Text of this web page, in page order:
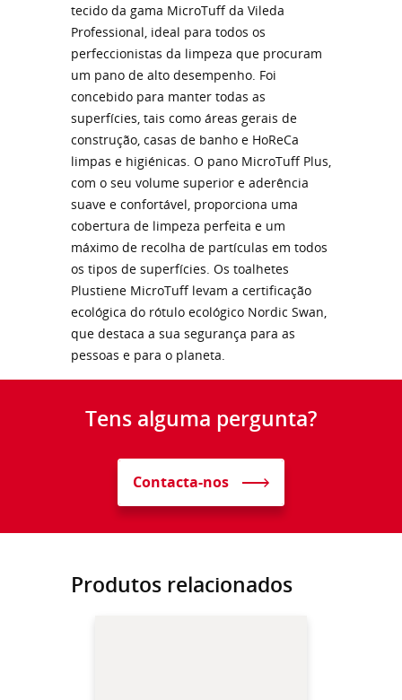
tecido da gama MicroTuff da Vileda
Professional, ideal para todos os
perfeccionistas da limpeza que procuram
um pano de alto desempenho. Foi
concebido para manter todas as
superfícies, tais como áreas gerais de
construção, casas de banho e HoReCa
limpas e higiénicas. O pano MicroTuff Plus,
com o seu volume superior e aderência
suave e confortável, proporciona uma
cobertura de limpeza perfeita e um
máximo de recolha de partículas em todos
os tipos de superfícies. Os toalhetes
Plustiene MicroTuff levam a certificação
ecológica do rótulo ecológico Nordic Swan,
que destaca a sua segurança para as
pessoas e para o planeta.
Tens alguma pergunta?
Contacta-nos
Produtos relacionados